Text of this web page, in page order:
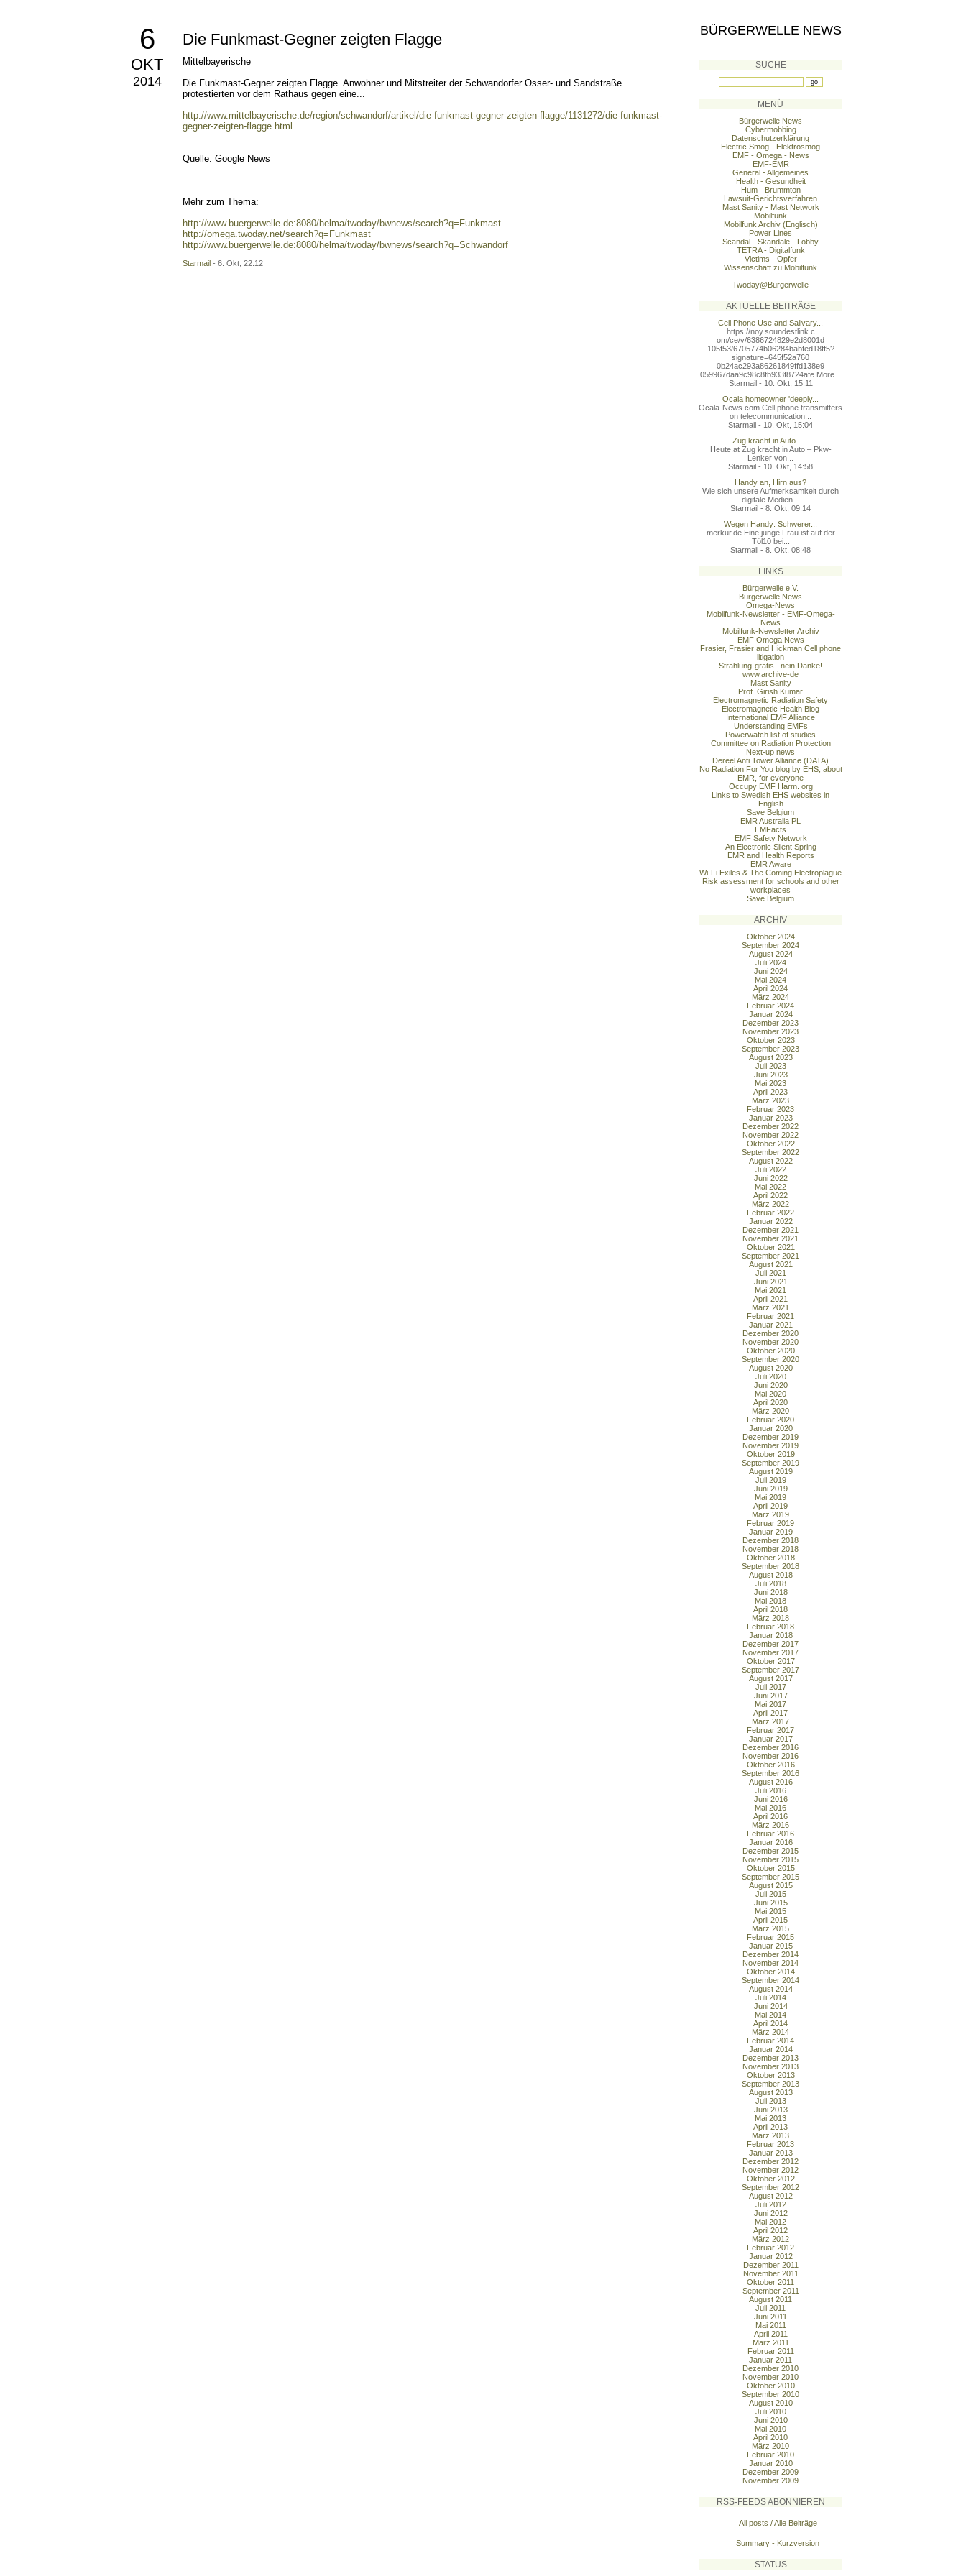
6
OKT
2014
Die Funkmast-Gegner zeigten Flagge
Mittelbayerische
Die Funkmast-Gegner zeigten Flagge. Anwohner und Mitstreiter der Schwandorfer Osser- und Sandstraße
protestierten vor dem Rathaus gegen eine...
http://www.mittelbayerische.de/region/schwandorf/artikel/die-funkmast-gegner-zeigten-flagge/1131272/die-funkmast-
gegner-zeigten-flagge.html
Quelle: Google News
Mehr zum Thema:
http://www.buergerwelle.de:8080/helma/twoday/bwnews/search?q=Funkmast
http://omega.twoday.net/search?q=Funkmast
http://www.buergerwelle.de:8080/helma/twoday/bwnews/search?q=Schwandorf
Starmail - 6. Okt, 22:12
BÜRGERWELLE NEWS
SUCHE
MENÜ
Bürgerwelle News
Cybermobbing
Datenschutzerklärung
Electric Smog - Elektrosmog
EMF - Omega - News
EMF-EMR
General - Allgemeines
Health - Gesundheit
Hum - Brummton
Lawsuit-Gerichtsverfahren
Mast Sanity - Mast Network
Mobilfunk
Mobilfunk Archiv (Englisch)
Power Lines
Scandal - Skandale - Lobby
TETRA - Digitalfunk
Victims - Opfer
Wissenschaft zu Mobilfunk
Twoday@Bürgerwelle
AKTUELLE BEITRÄGE
Cell Phone Use and Salivary...
https://noy.soundestlink.c
om/ce/v/6386724829e2d8001d
105f53/6705774b06284babfed18ff5?
signature=645f52a760
0b24ac293a86261849ffd138e9
059967daa9c98c8fb933f8724afe More...
Starmail - 10. Okt, 15:11
Ocala homeowner 'deeply...
Ocala-News.com Cell phone transmitters
on telecommunication...
Starmail - 10. Okt, 15:04
Zug kracht in Auto –...
Heute.at Zug kracht in Auto – Pkw-
Lenker von...
Starmail - 10. Okt, 14:58
Handy an, Hirn aus?
Wie sich unsere Aufmerksamkeit durch
digitale Medien...
Starmail - 8. Okt, 09:14
Wegen Handy: Schwerer...
merkur.de Eine junge Frau ist auf der
Töl10 bei...
Starmail - 8. Okt, 08:48
LINKS
Bürgerwelle e.V.
Bürgerwelle News
Omega-News
Mobilfunk-Newsletter - EMF-Omega-
News
Mobilfunk-Newsletter Archiv
EMF Omega News
Frasier, Frasier and Hickman Cell phone
litigation
Strahlung-gratis...nein Danke!
www.archive-de
Mast Sanity
Prof. Girish Kumar
Electromagnetic Radiation Safety
Electromagnetic Health Blog
International EMF Alliance
Understanding EMFs
Powerwatch list of studies
Committee on Radiation Protection
Next-up news
Dereel Anti Tower Alliance (DATA)
No Radiation For You blog by EHS, about
EMR, for everyone
Occupy EMF Harm. org
Links to Swedish EHS websites in
English
Save Belgium
EMR Australia PL
EMFacts
EMF Safety Network
An Electronic Silent Spring
EMR and Health Reports
EMR Aware
Wi-Fi Exiles & The Coming Electroplague
Risk assessment for schools and other
workplaces
Save Belgium
ARCHIV
Oktober 2024
September 2024
August 2024
Juli 2024
Juni 2024
Mai 2024
April 2024
März 2024
Februar 2024
Januar 2024
Dezember 2023
November 2023
Oktober 2023
September 2023
August 2023
Juli 2023
Juni 2023
Mai 2023
April 2023
März 2023
Februar 2023
Januar 2023
Dezember 2022
November 2022
Oktober 2022
September 2022
August 2022
Juli 2022
Juni 2022
Mai 2022
April 2022
März 2022
Februar 2022
Januar 2022
Dezember 2021
November 2021
Oktober 2021
September 2021
August 2021
Juli 2021
Juni 2021
Mai 2021
April 2021
März 2021
Februar 2021
Januar 2021
Dezember 2020
November 2020
Oktober 2020
September 2020
August 2020
Juli 2020
Juni 2020
Mai 2020
April 2020
März 2020
Februar 2020
Januar 2020
Dezember 2019
November 2019
Oktober 2019
September 2019
August 2019
Juli 2019
Juni 2019
Mai 2019
April 2019
März 2019
Februar 2019
Januar 2019
Dezember 2018
November 2018
Oktober 2018
September 2018
August 2018
Juli 2018
Juni 2018
Mai 2018
April 2018
März 2018
Februar 2018
Januar 2018
Dezember 2017
November 2017
Oktober 2017
September 2017
August 2017
Juli 2017
Juni 2017
Mai 2017
April 2017
März 2017
Februar 2017
Januar 2017
Dezember 2016
November 2016
Oktober 2016
September 2016
August 2016
Juli 2016
Juni 2016
Mai 2016
April 2016
März 2016
Februar 2016
Januar 2016
Dezember 2015
November 2015
Oktober 2015
September 2015
August 2015
Juli 2015
Juni 2015
Mai 2015
April 2015
März 2015
Februar 2015
Januar 2015
Dezember 2014
November 2014
Oktober 2014
September 2014
August 2014
Juli 2014
Juni 2014
Mai 2014
April 2014
März 2014
Februar 2014
Januar 2014
Dezember 2013
November 2013
Oktober 2013
September 2013
August 2013
Juli 2013
Juni 2013
Mai 2013
April 2013
März 2013
Februar 2013
Januar 2013
Dezember 2012
November 2012
Oktober 2012
September 2012
August 2012
Juli 2012
Juni 2012
Mai 2012
April 2012
März 2012
Februar 2012
Januar 2012
Dezember 2011
November 2011
Oktober 2011
September 2011
August 2011
Juli 2011
Juni 2011
Mai 2011
April 2011
März 2011
Februar 2011
Januar 2011
Dezember 2010
November 2010
Oktober 2010
September 2010
August 2010
Juli 2010
Juni 2010
Mai 2010
April 2010
März 2010
Februar 2010
Januar 2010
Dezember 2009
November 2009
RSS-FEEDS ABONNIEREN
All posts / Alle Beiträge
Summary - Kurzversion
STATUS